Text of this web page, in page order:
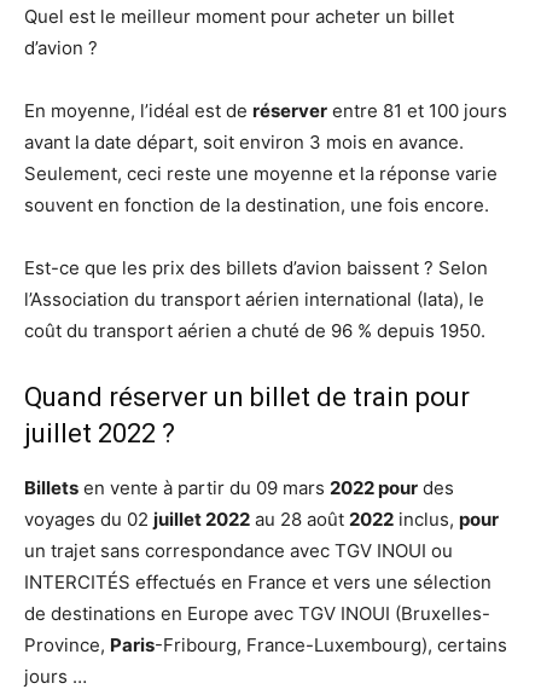
Quel est le meilleur moment pour acheter un billet
d’avion ?
En moyenne, l’idéal est de réserver entre 81 et 100 jours
avant la date départ, soit environ 3 mois en avance.
Seulement, ceci reste une moyenne et la réponse varie
souvent en fonction de la destination, une fois encore.
Est-ce que les prix des billets d’avion baissent ? Selon
l’Association du transport aérien international (Iata), le
coût du transport aérien a chuté de 96 % depuis 1950.
Quand réserver un billet de train pour
juillet 2022 ?
Billets en vente à partir du 09 mars 2022 pour des
voyages du 02 juillet 2022 au 28 août 2022 inclus, pour
un trajet sans correspondance avec TGV INOUI ou
INTERCITÉS effectués en France et vers une sélection
de destinations en Europe avec TGV INOUI (Bruxelles-
Province, Paris-Fribourg, France-Luxembourg), certains
jours …